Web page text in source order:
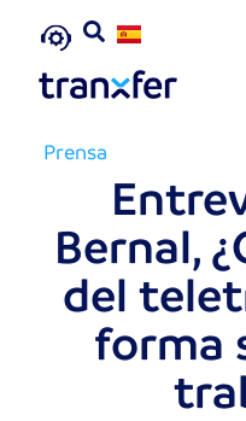
Prensa
Bernal,
del
forma